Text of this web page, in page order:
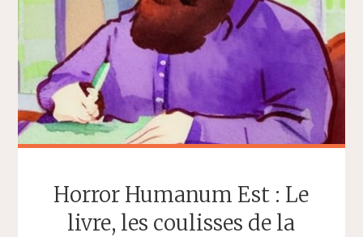
Horror Humanum Est : Le
livre, les coulisses de la